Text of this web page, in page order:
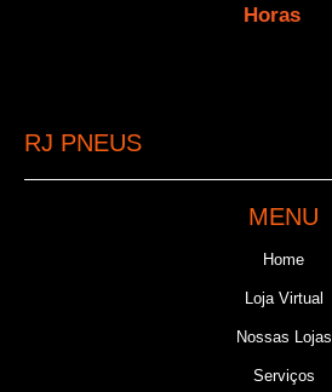
Horas
RJ PNEUS
MENU
Home
Loja Virtual
Nossas Lojas
Serviços